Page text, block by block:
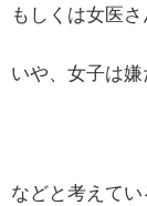
もしくは女医さ
いや、女子は嫌
などと考えて